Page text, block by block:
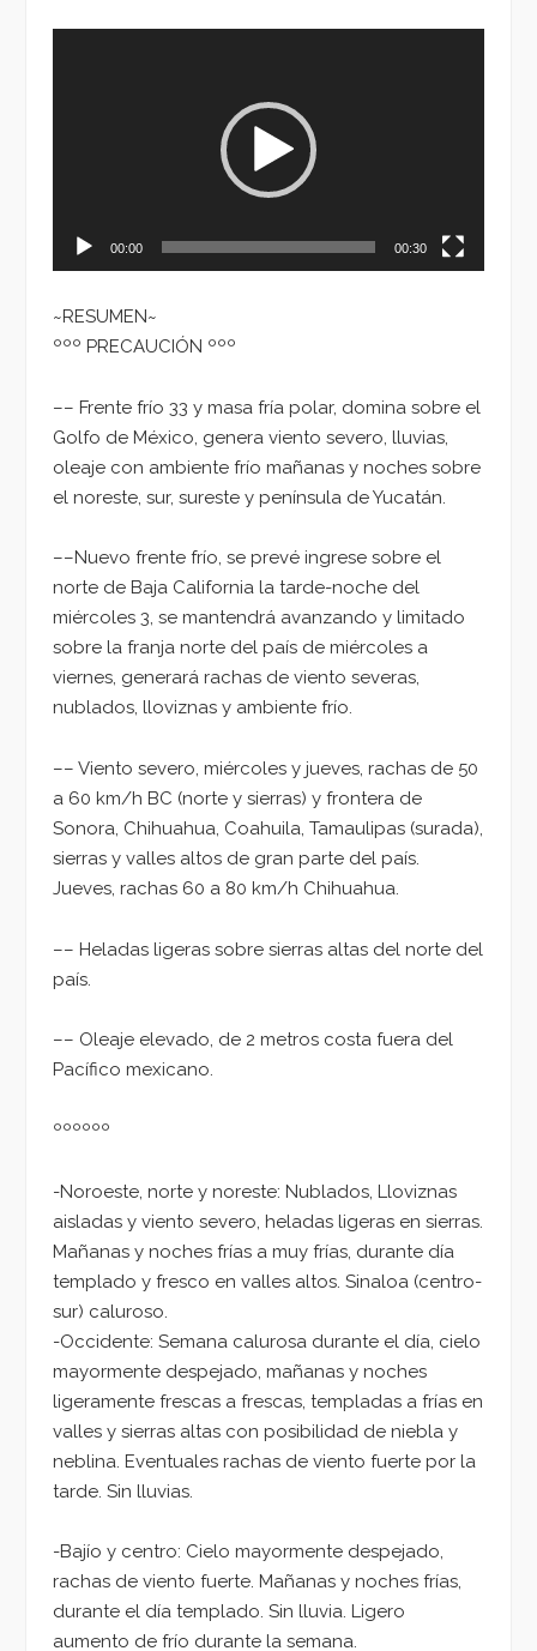
00:00 00:30
~RESUMEN~
ººº PRECAUCIÓN ººº
–– Frente frío 33 y masa fría polar, domina sobre el
Golfo de México, genera viento severo, lluvias,
oleaje con ambiente frío mañanas y noches sobre
el noreste, sur, sureste y península de Yucatán.
––Nuevo frente frío, se prevé ingrese sobre el
norte de Baja California la tarde-noche del
miércoles 3, se mantendrá avanzando y limitado
sobre la franja norte del país de miércoles a
viernes, generará rachas de viento severas,
nublados, lloviznas y ambiente frío.
–– Viento severo, miércoles y jueves, rachas de 50
a 60 km/h BC (norte y sierras) y frontera de
Sonora, Chihuahua, Coahuila, Tamaulipas (surada),
sierras y valles altos de gran parte del país.
Jueves, rachas 60 a 80 km/h Chihuahua.
–– Heladas ligeras sobre sierras altas del norte del
país.
–– Oleaje elevado, de 2 metros costa fuera del
Pacífico mexicano.
ºººººº
-Noroeste, norte y noreste: Nublados, Lloviznas
aisladas y viento severo, heladas ligeras en sierras.
Mañanas y noches frías a muy frías, durante día
templado y fresco en valles altos. Sinaloa (centro-
sur) caluroso.
-Occidente: Semana calurosa durante el día, cielo
mayormente despejado, mañanas y noches
ligeramente frescas a frescas, templadas a frías en
valles y sierras altas con posibilidad de niebla y
neblina. Eventuales rachas de viento fuerte por la
tarde. Sin lluvias.
-Bajío y centro: Cielo mayormente despejado,
rachas de viento fuerte. Mañanas y noches frías,
durante el día templado. Sin lluvia. Ligero
aumento de frío durante la semana.